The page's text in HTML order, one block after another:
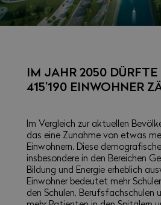
IM JAHR 2050
415’190 EINWOHNER
Im Vergleich zur aktuellen
das eine Zunahme von etwas
Einwohnern. Diese
insbesondere in den Bereichen
Bildung und Energie erheblich
Einwohner bedeutet mehr
den Schulen, Berufsfachschulen